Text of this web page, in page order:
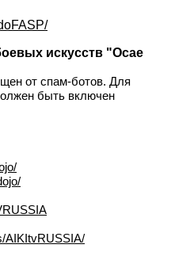
искусств "Осае
от спам-ботов. Для
быть включен
AIKItvRUSSIA/